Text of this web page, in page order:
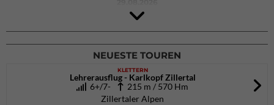
4Blocs KIDS 2026
DAV Kletter- & Boulderzentrum München Süd (Thalkirchen)
26.09.2026
NEUESTE TOUREN
KLETTERN
Lehrerausflug - Karlkopf Zillertal
6+/7-
215 m / 570 Hm
Zillertaler Alpen